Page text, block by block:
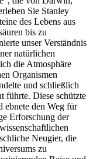
Sie Stanley
des Lebens aus
bis zu
unser Verständnis
natürlichen
die Atmosphäre
Organismen
und schließlich
führte. Diese schützte
ebnete den Weg für
Erforschung der
Neugier, die
zu